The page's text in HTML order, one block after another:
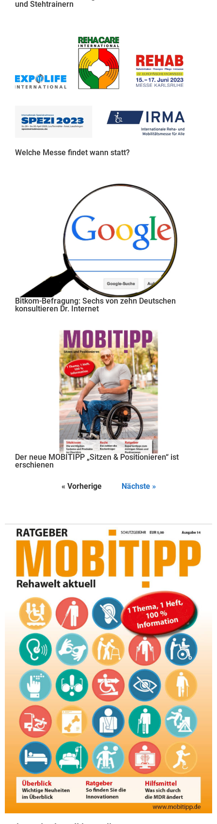
und Stehtrainern
Welche Messe findet wann statt?
Bitkom-Befragung: Sechs von zehn Deutschen
konsultieren Dr. Internet
Der neue MOBITIPP „Sitzen & Positionieren“ ist
erschienen
« Vorherige Nächste »